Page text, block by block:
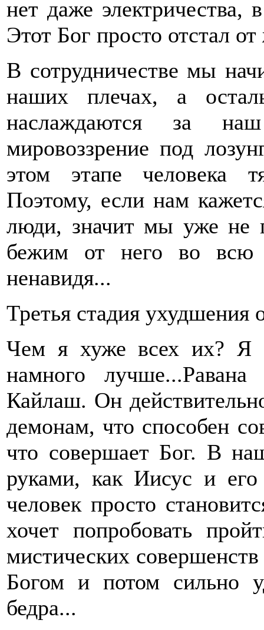
нет даже электричества,
Этот Бог просто отстал
В сотрудничестве мы
наших плечах, а
наслаждаются за
мировоззрение под
этом этапе человека
Поэтому, если нам
люди, значит мы уже не
бежим от него во всю
ненавидя...
Третья стадия ухудшения
Чем я хуже всех их? Я
намного
Кайлаш. Он
демонам, что способен
что совершает Бог. В
руками, как Иисус и
человек просто
хочет попробовать
мистических совершенств
Богом и потом сильно
бедра...